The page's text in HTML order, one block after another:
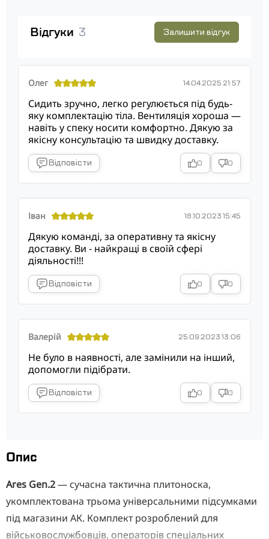
Відгуки 3 Залишити відгук
Олег 14.04.2025 21:57
Сидить зручно, легко регулюється під будь-
яку комплектацію тіла. Вентиляція хороша —
навіть у спеку носити комфортно. Дякую за
якісну консультацію та швидку доставку.
Відповісти 0 0
Іван 18.10.2023 15:45
Дякую команді, за оперативну та якісну
доставку. Ви - найкращі в своїй сфері
діяльності!!!
Відповісти 0 0
Валерій 25.09.2023 13:06
Не було в наявності, але замінили на інший,
допомогли підібрати.
Відповісти 0 0
Опис
Ares Gen.2— сучасна тактична плитоноска,
укомплектована трьома універсальними підсумками
під магазини АК. Комплект розроблений для
військовослужбовців, операторів спеціальних